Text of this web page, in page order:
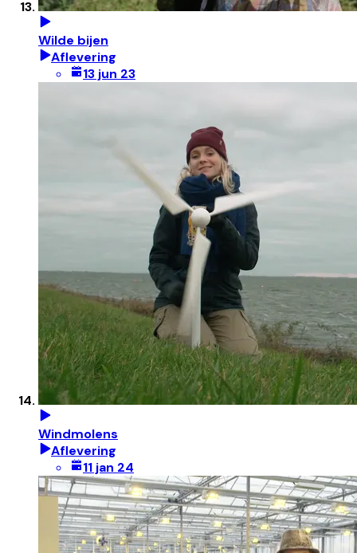
Wilde bijen
Aflevering
13 jun 23
Windmolens
Aflevering
11 jan 24